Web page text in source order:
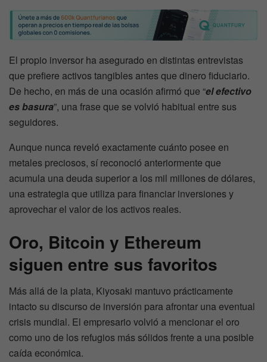
El propio inversor ha asegurado en distintas entrevistas
que prefiere activos tangibles antes que dinero fiduciario.
De hecho, en más de una ocasión afirmó que “el efectivo
es basura”, una frase que se volvió habitual entre sus
seguidores.
Aunque nunca reveló exactamente cuánto posee en
metales preciosos, sí reconoció anteriormente que
acumula una deuda superior a los mil millones de dólares,
una estrategia que utiliza para financiar inversiones y
aprovechar el valor de los activos reales.
Oro, Bitcoin y Ethereum
siguen entre sus favoritos
Más allá de la plata, Kiyosaki mantuvo prácticamente
intacto su discurso de inversión para afrontar una eventual
crisis mundial. El empresario volvió a mencionar el oro
como uno de los refugios más sólidos frente a una posible
caída económica.